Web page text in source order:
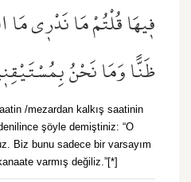
ف۪يهَا قُلْتُمْ مَا نَدْر۪ي مَا
ظَنًّا وَمَا نَحْنُ
/mezardan kalkış saatinin
şöyle demiştiniz: “O
Biz bunu sadece bir varsayım
varmış değiliz.”[*]